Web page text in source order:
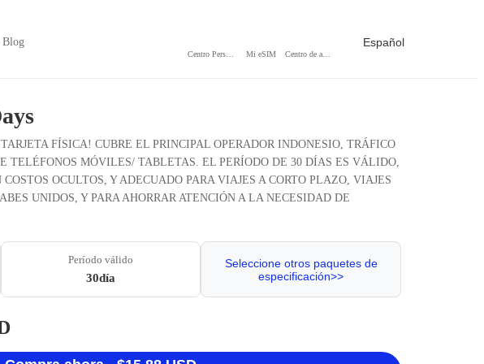
Blog
Mi eSIM
Español
FÍSICA! CUBRE EL PRINCIPAL OPERADOR INDONESIO, TRÁFICO
TELÉFONOS MÓVILES/ TABLETAS. EL PERÍODO DE 30 DÍAS ES VÁLIDO,
OCULTOS, Y ADECUADO PARA VIAJES A CORTO PLAZO, VIAJES
UNIDOS, Y PARA AHORRAR ATENCIÓN A LA NECESIDAD DE
Período válido
30día
Seleccione otros paquetes de
especificación>>